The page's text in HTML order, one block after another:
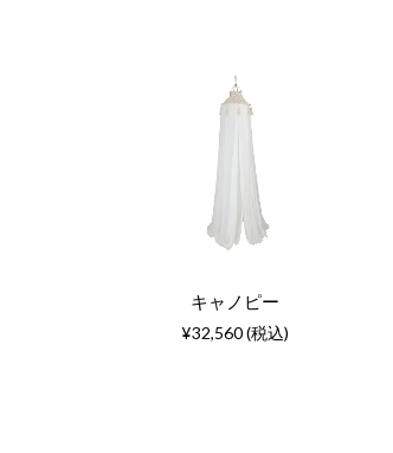
キャノピー
¥32,560 (税込)